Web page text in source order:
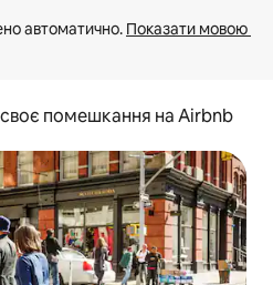
автоматично. Показати мовою
своє помешкання на Airbnb